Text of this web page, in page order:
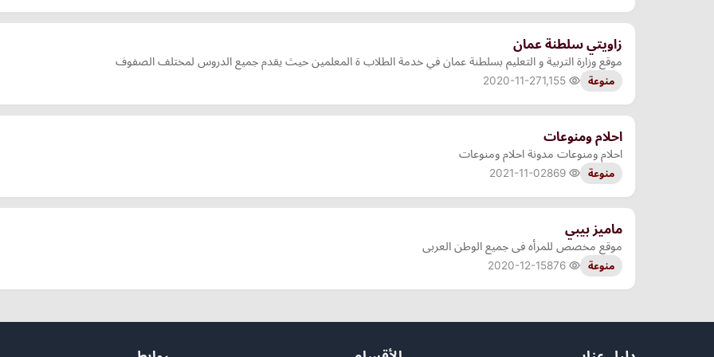
زاويتي سلطنة عمان
موقع وزارة التربية و التعليم بسلطنة عمان في خدمة الطلاب ة المعلمين حيث يقدم جميع الدروس لمختلف الصفوف
منوعة 2020-11-27
احلام ومنوعات
احلام ومنوعات مدونة احلام ومنوعات
منوعة 2021-11-02
ماميز بيبي
موقع مخصص للمرأه فى جميع الوطن العربى
منوعة 2020-12-15